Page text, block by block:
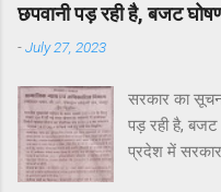
छपवानी पड़ रही है, बजट
-July 27, 2023
सरकार का
पड़ रही है, बजट
प्रदेश में